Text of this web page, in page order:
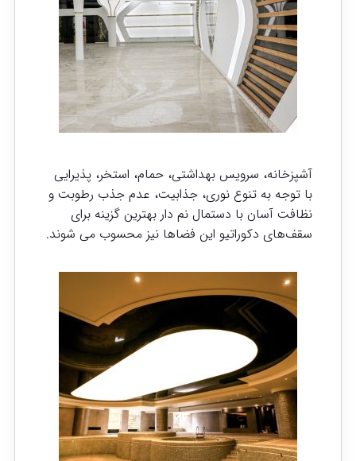
آشپزخانه، سرویس بهداشتی، حمام، استخر، پذیرایی
با توجه به تنوع نوری، جذابیت، عدم جذب رطوبت و
نظافت آسان با دستمال نم دار بهترین گزینه برای
سقف‌های دکوراتیو این فضاها نیز محسوب می شوند.